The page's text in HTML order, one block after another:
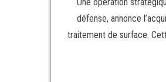
défense, annonce
traitement de surface.